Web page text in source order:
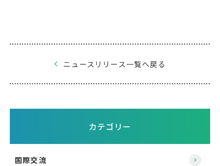
ニュースリリース一覧へ戻る
カテゴリー
国際交流